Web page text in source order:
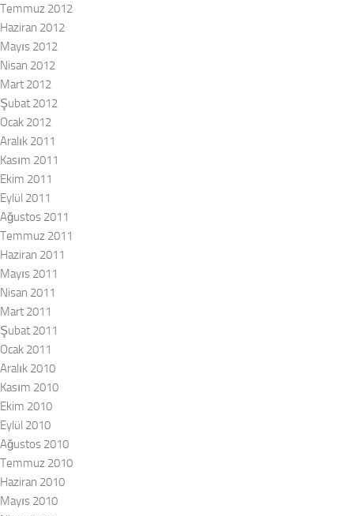
Temmuz 2012
Haziran 2012
Mayıs 2012
Nisan 2012
Mart 2012
Şubat 2012
Ocak 2012
Aralık 2011
Kasım 2011
Ekim 2011
Eylül 2011
Ağustos 2011
Temmuz 2011
Haziran 2011
Mayıs 2011
Nisan 2011
Mart 2011
Şubat 2011
Ocak 2011
Aralık 2010
Kasım 2010
Ekim 2010
Eylül 2010
Ağustos 2010
Temmuz 2010
Haziran 2010
Mayıs 2010